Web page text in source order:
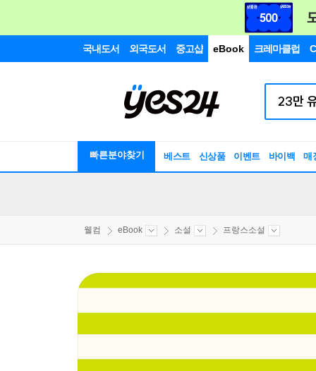
국내도서 외국도서 중고샵 eBook 크레마클럽
빠른분야찾기 베스트 신상품 이벤트 바이백 매
웰컴 eBook 소설 프랑스소설